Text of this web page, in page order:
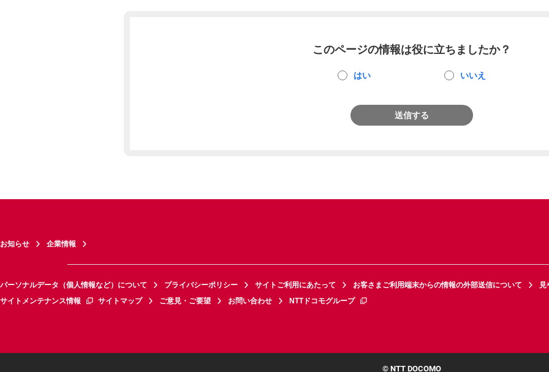
このページの情報は役に立ちましたか？
はい いいえ
送信する
お知らせ 企業情報
パーソナルデータ（個人情報など）について プライバシーポリシー サイトご利用にあたって お客さまご利用端末からの情報の外部送信について
見
サイトメンテナンス情報
サイトマップ ご意見・ご要望 お問い合わせ NTTドコモグループ
© NTT DOCOMO